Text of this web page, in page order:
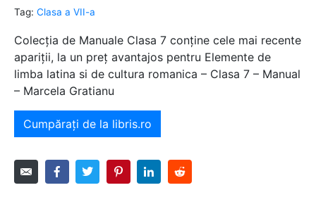
Tag: Clasa a VII-a
Colecția de Manuale Clasa 7 conține cele mai recente
apariții, la un preț avantajos pentru Elemente de
limba latina si de cultura romanica – Clasa 7 – Manual
– Marcela Gratianu
Cumpărați de la libris.ro